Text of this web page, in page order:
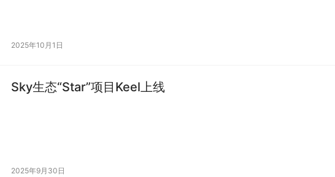
2025年10月1日
Sky生态“Star”项目Keel上线
2025年9月30日